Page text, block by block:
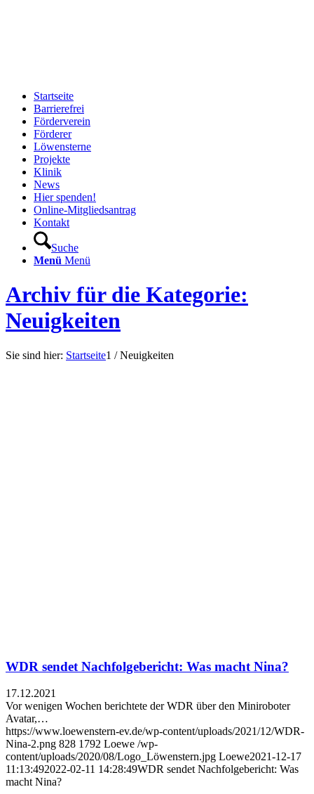
Startseite
Barrierefrei
Förderverein
Förderer
Löwensterne
Projekte
Klinik
News
Hier spenden!
Online-Mitgliedsantrag
Kontakt
Suche
Menü Menü
Archiv für die Kategorie:
Neuigkeiten
Sie sind hier: Startseite1 / Neuigkeiten
WDR sendet Nachfolgebericht: Was macht Nina?
17.12.2021
Vor wenigen Wochen berichtete der WDR über den Miniroboter
Avatar,…
https://www.loewenstern-ev.de/wp-content/uploads/2021/12/WDR-
Nina-2.png 828 1792 Loewe /wp-
content/uploads/2020/08/Logo_Löwenstern.jpg Loewe2021-12-17
11:13:492022-02-11 14:28:49WDR sendet Nachfolgebericht: Was
macht Nina?